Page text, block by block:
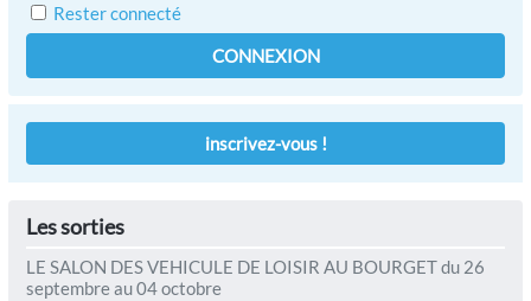
Rester connecté
CONNEXION
inscrivez-vous !
Les sorties
LE SALON DES VEHICULE DE LOISIR AU BOURGET du 26
septembre au 04 octobre